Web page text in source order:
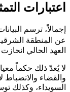
اعتبارات
إجمالاً، ترسم
عن المنطقة
العهد الحالي
لا يُعدّ ذلك حكماً
والقضاء
السويداء، وكذلك